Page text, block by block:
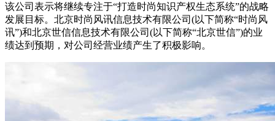
该公司表示将继续专注于“打造时尚知识产权生态系统”的战略
发展目标。北京时尚风讯信息技术有限公司(以下简称“时尚风
讯”)和北京世信信息技术有限公司(以下简称“北京世信”)的业
绩达到预期，对公司经营业绩产生了积极影响。